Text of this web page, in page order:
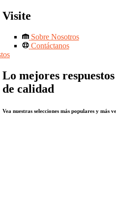
Visite
Sobre Nosotros
Contáctanos
Lo mejores respuestos
de calidad
Vea nuestras selecciones más populares y más